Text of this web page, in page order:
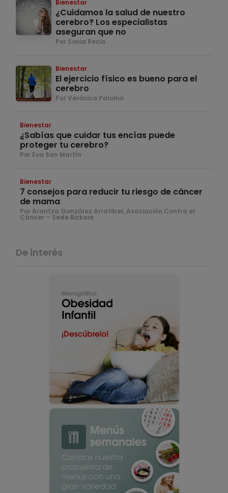
Bienestar
¿Cuidamos la salud de nuestro
cerebro? Los especialistas
aseguran que no
Por Sonia Recio
Bienestar
El ejercicio físico es bueno para el
cerebro
Por Verónica Palomo
Bienestar
¿Sabías que cuidar tus encías puede
proteger tu cerebro?
Por Eva San Martín
Bienestar
7 consejos para reducir tu riesgo de cáncer
de mama
Por Arantza González Arratibel, Asociación Contra el
Cáncer – Sede Bizkaia
De interés